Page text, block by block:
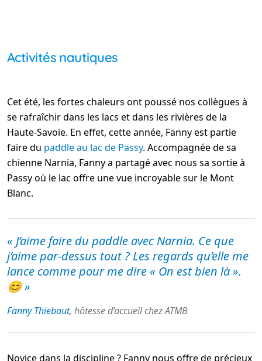
Activités nautiques
Cet été, les fortes chaleurs ont poussé nos collègues à
se rafraîchir dans les lacs et dans les rivières de la
Haute-Savoie. En effet, cette année, Fanny est partie
faire du paddle au lac de Passy. Accompagnée de sa
chienne Narnia, Fanny a partagé avec nous sa sortie à
Passy où le lac offre une vue incroyable sur le Mont
Blanc.
« J’aime faire du paddle avec Narnia. Ce que
j’aime par-dessus tout ? Les regards qu’elle me
lance comme pour me dire « On est bien là ».
😊 »
Fanny Thiebaut, hôtesse d’accueil chez ATMB
Novice dans la discipline ? Fanny nous offre de précieux